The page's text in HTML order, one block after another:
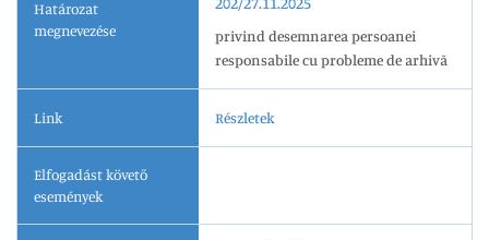
Határozat
megnevezése
privind desemnarea persoanei
responsabile cu probleme de arhivă
Link Részletek
Elfogadást követő
események